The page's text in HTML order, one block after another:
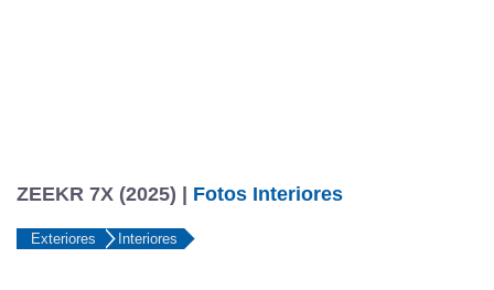
ZEEKR 7X (2025) | Fotos Interiores
Exteriores Interiores